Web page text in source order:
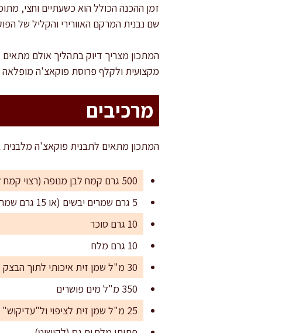
שם נבנית המרקם האוורירי והקליל של
המתכון מצריך דיוק בתהליך אולם
מקצועית ולקלף פרוסת פוקאצ'ה מופלאה
מרכיבים
המתכון מתאים לתבנית פוקאצ'ה מלבנית בגודל 20×30 ס"מ – מספיק ל-8 מנות נדיבות, או 10-12 מנות
500 גרם קמח לבן מנופה (רצוי קמח לחם – 12% חלבון)
5 גרם שמרים יבשים (או 15 גרם שמרים טריים)
10 גרם סוכר
10 גרם מלח
30 מ"ל שמן זית איכותי לתוך הבצק
350 מ"ל מים פושרים
25 מ"ל שמן זית לציפוי ול"עדיקוש"